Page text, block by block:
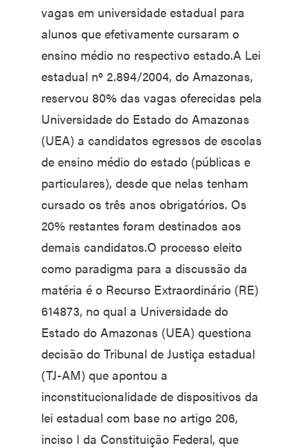
vagas em universidade estadual para
alunos que efetivamente cursaram o
ensino médio no respectivo estado.A Lei
estadual nº 2.894/2004, do Amazonas,
reservou 80% das vagas oferecidas pela
Universidade do Estado do Amazonas
(UEA) a candidatos egressos de escolas
de ensino médio do estado (públicas e
particulares), desde que nelas tenham
cursado os três anos obrigatórios. Os
20% restantes foram destinados aos
demais candidatos.O processo eleito
como paradigma para a discussão da
matéria é o Recurso Extraordinário (RE)
614873, no qual a Universidade do
Estado do Amazonas (UEA) questiona
decisão do Tribunal de Justiça estadual
(TJ-AM) que apontou a
inconstitucionalidade de dispositivos da
lei estadual com base no artigo 206,
inciso I da Constituição Federal, que